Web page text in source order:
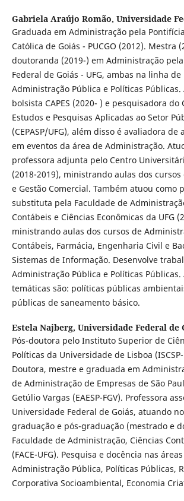
Gabriela Araújo Romão, Universidade
Graduada em Administração pela
Católica de Goiás - PUCGO (2012). Mestra
doutoranda (2019-) em Administração
Federal de Goiás - UFG, ambas na linha
Administração Pública e Políticas
bolsista CAPES (2020- ) e pesquisadora do
Estudos e Pesquisas Aplicadas ao Setor
(CEPASP/UFG), além disso é avaliadora
em eventos da área de Administração.
professora adjunta pelo Centro
(2018-2019), ministrando aulas dos
e Gestão Comercial. Também atuou como
substituta pela Faculdade de
Contábeis e Ciências Econômicas da UFG
ministrando aulas dos cursos de
Contábeis, Farmácia, Engenharia Civil e
Sistemas de Informação. Desenvolve
Administração Pública e Políticas
temáticas são: políticas públicas
públicas de saneamento básico.
Estela Najberg, Universidade Federal de
Pós-doutora pelo Instituto Superior de
Políticas da Universidade de Lisboa
Doutora, mestre e graduada em
de Administração de Empresas de São
Getúlio Vargas (EAESP-FGV). Professora
Universidade Federal de Goiás, atuando
graduação e pós-graduação (mestrado e
Faculdade de Administração, Ciências
(FACE-UFG). Pesquisa e docência nas
Administração Pública, Políticas Públicas,
Corporativa Socioambiental, Economia